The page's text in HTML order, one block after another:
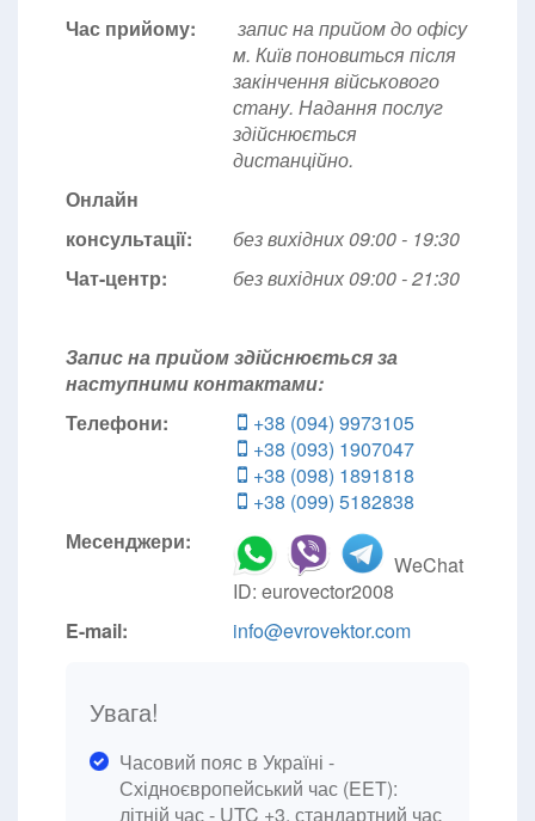
Час прийому:
запис на прийом до офісу
м. Київ поновиться після
закінчення військового
стану. Надання послуг
здійснюється
дистанційно.
Онлайн
консультації:
без вихідних 09:00 - 19:30
Чат-центр:
без вихідних 09:00 - 21:30
Запис на прийом здійснюється за
наступними контактами:
Телефони:
+38 (094) 9973105
+38 (093) 1907047
+38 (098) 1891818
+38 (099) 5182838
Месенджери:
WeChat
ID: eurovector2008
E-mail:
info@evrovektor.com
Увага!
Часовий пояс в Україні -
Східноєвропейський час (EET):
літній час - UTC +3, стандартний час